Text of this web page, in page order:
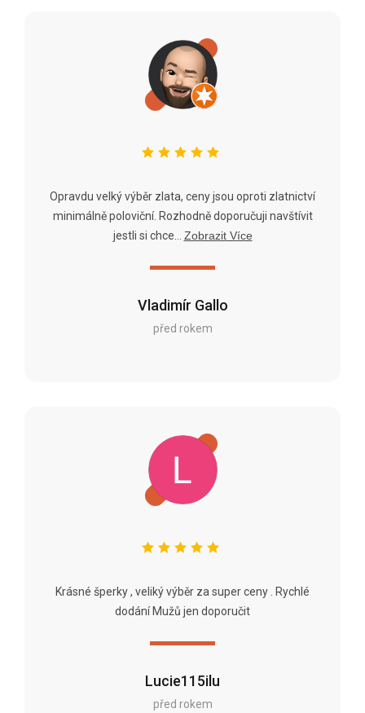
Vladimír Gallo
před rokem
Opravdu velký výběr zlata, ceny jsou oproti zlatnictví
minimálně poloviční. Rozhodně doporučuji navštívit
jestli si chce...
Zobrazit Více
Lucie115ilu
před rokem
Krásné šperky , veliký výběr za super ceny . Rychlé
dodání Mužů jen doporučit